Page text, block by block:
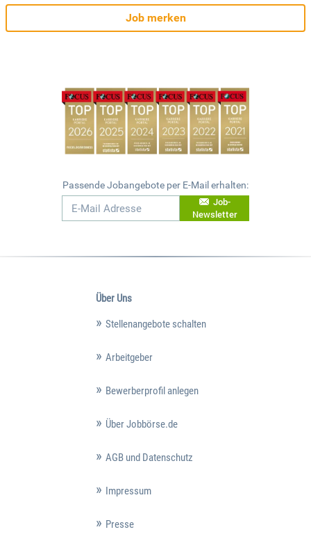
Job merken
Passende Jobangebote per E-Mail erhalten:
Job-
Newsletter
Über Uns
Stellenangebote schalten
Arbeitgeber
Bewerberprofil anlegen
Über Jobbörse.de
AGB und Datenschutz
Impressum
Presse